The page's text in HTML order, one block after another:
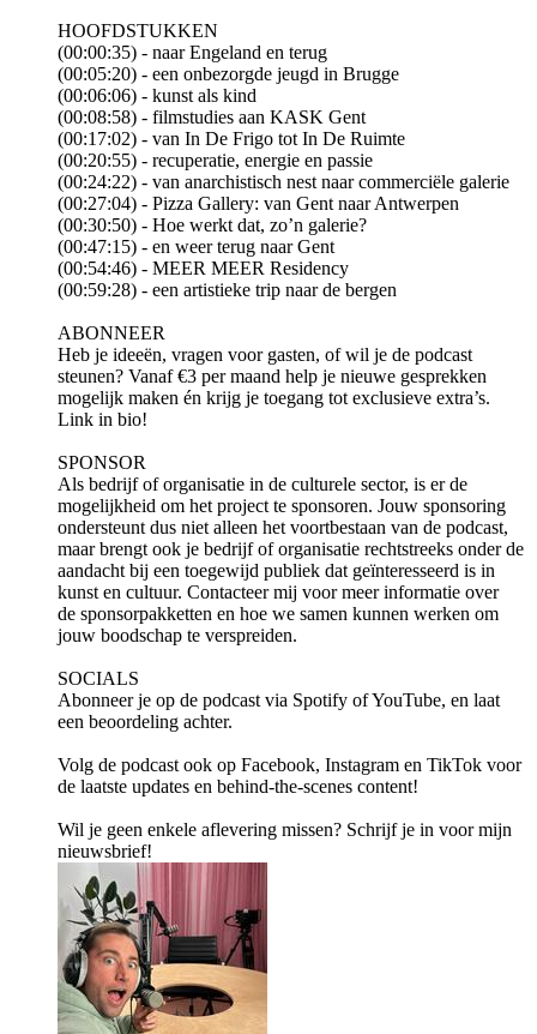
HOOFDSTUKKEN
(00:00:35) - naar Engeland en terug
(00:05:20) - een onbezorgde jeugd in Brugge
(00:06:06) - kunst als kind
(00:08:58) - filmstudies aan KASK Gent
(00:17:02) - van In De Frigo tot In De Ruimte
(00:20:55) - recuperatie, energie en passie
(00:24:22) - van anarchistisch nest naar commerciële galerie
(00:27:04) - Pizza Gallery: van Gent naar Antwerpen
(00:30:50) - Hoe werkt dat, zo’n galerie?
(00:47:15) - en weer terug naar Gent
(00:54:46) - MEER MEER Residency
(00:59:28) - een artistieke trip naar de bergen
ABONNEER
Heb je ideeën, vragen voor gasten, of wil je de podcast
steunen? Vanaf €3 per maand help je nieuwe gesprekken
mogelijk maken én krijg je toegang tot exclusieve extra’s.
Link in bio!
SPONSOR
Als bedrijf of organisatie in de culturele sector, is er de
mogelijkheid om het project te sponsoren. Jouw sponsoring
ondersteunt dus niet alleen het voortbestaan van de podcast,
maar brengt ook je bedrijf of organisatie rechtstreeks onder de
aandacht bij een toegewijd publiek dat geïnteresseerd is in
kunst en cultuur. Contacteer mij voor meer informatie over
de sponsorpakketten en hoe we samen kunnen werken om
jouw boodschap te verspreiden.
SOCIALS
Abonneer je op de podcast via ⁠⁠⁠⁠⁠⁠⁠⁠⁠⁠⁠⁠⁠⁠⁠⁠⁠⁠⁠⁠⁠Spotify⁠⁠⁠⁠⁠⁠⁠⁠⁠⁠⁠⁠⁠⁠⁠⁠⁠⁠⁠⁠⁠ of ⁠⁠⁠⁠⁠⁠⁠⁠⁠⁠⁠⁠⁠⁠⁠⁠⁠⁠⁠⁠⁠YouTube⁠⁠⁠⁠⁠⁠⁠⁠⁠⁠⁠⁠⁠⁠⁠⁠⁠⁠⁠⁠⁠, en laat
een beoordeling achter.
Volg de podcast ook op ⁠⁠⁠⁠⁠⁠⁠⁠⁠⁠⁠⁠⁠⁠⁠⁠⁠⁠⁠⁠⁠Facebook⁠⁠⁠⁠⁠⁠⁠⁠⁠⁠⁠⁠⁠⁠⁠⁠⁠⁠⁠⁠⁠, ⁠⁠⁠⁠⁠⁠⁠⁠⁠⁠⁠⁠⁠⁠⁠⁠⁠⁠⁠⁠⁠Instagram⁠⁠⁠⁠⁠⁠⁠⁠⁠⁠⁠⁠⁠⁠⁠⁠⁠⁠⁠⁠⁠ en ⁠⁠⁠⁠⁠⁠⁠⁠⁠⁠⁠⁠⁠⁠⁠⁠⁠⁠⁠⁠⁠TikTok⁠⁠⁠⁠⁠⁠⁠⁠⁠⁠⁠⁠⁠⁠⁠⁠⁠⁠⁠⁠⁠ voor
de laatste updates en behind-the-scenes content!
Wil je geen enkele aflevering missen? Schrijf je in voor mijn
⁠⁠⁠⁠⁠⁠⁠⁠⁠⁠⁠⁠⁠⁠⁠⁠⁠⁠⁠⁠⁠nieuwsbrief⁠⁠⁠⁠⁠⁠⁠⁠⁠⁠⁠⁠⁠⁠⁠⁠⁠⁠⁠⁠⁠!